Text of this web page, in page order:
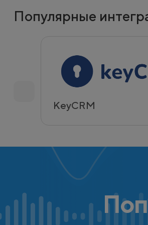
Популярные
KeyCRM